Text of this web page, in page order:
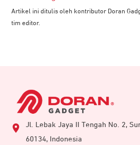
Artikel ini ditulis oleh kontributor Doran
tim editor.
Jl. Lebak Jaya II Tengah No. 2,
60134, Indonesia